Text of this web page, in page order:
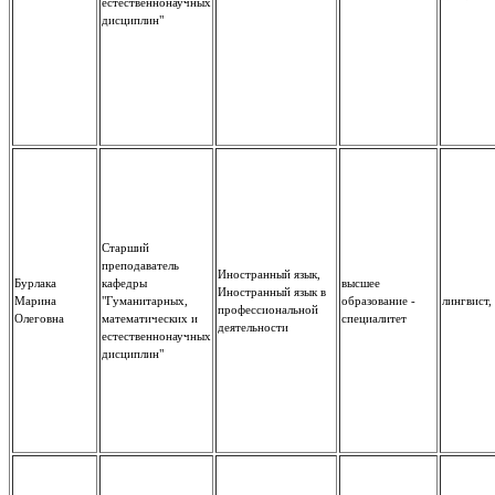
естественнонаучных
дисциплин"
Бурлака
Марина
Олеговна
Старший
преподаватель
кафедры
"Гуманитарных,
математических и
естественнонаучных
дисциплин"
Иностранный язык,
Иностранный язык в
профессиональной
деятельности
высшее
образование -
специалитет